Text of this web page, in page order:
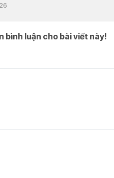
bình luận cho bài viết này!